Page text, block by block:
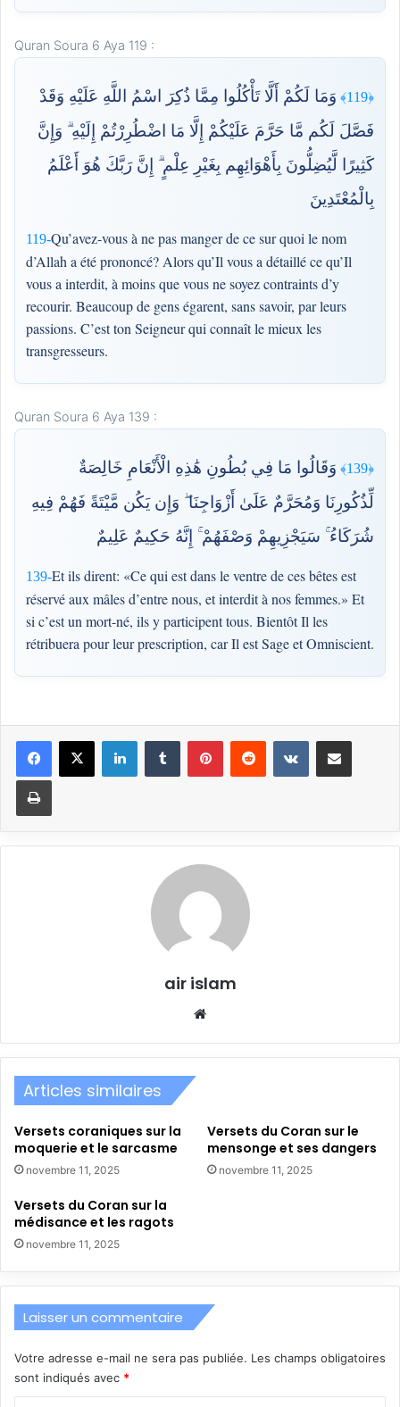
Quran Soura 6 Aya 119 :
﴿119﴾
وَمَا لَكُمْ أَلَّا تَأْكُلُوا مِمَّا ذُكِرَ اسْمُ اللَّهِ عَلَيْهِ وَقَدْ
فَصَّلَ لَكُم مَّا حَرَّمَ عَلَيْكُمْ إِلَّا مَا اضْطُرِرْتُمْ إِلَيْهِ ۗ وَإِنَّ
كَثِيرًا لَّيُضِلُّونَ بِأَهْوَائِهِم بِغَيْرِ عِلْمٍ ۗ إِنَّ رَبَّكَ هُوَ أَعْلَمُ
بِالْمُعْتَدِينَ
119-Qu’avez-vous à ne pas manger de ce sur quoi le nom
d’Allah a été prononcé? Alors qu’Il vous a détaillé ce qu’Il
vous a interdit, à moins que vous ne soyez contraints d’y
recourir. Beaucoup de gens égarent, sans savoir, par leurs
passions. C’est ton Seigneur qui connaît le mieux les
transgresseurs.
Quran Soura 6 Aya 139 :
﴿139﴾
وَقَالُوا مَا فِي بُطُونِ هَٰذِهِ الْأَنْعَامِ خَالِصَةٌ
لِّذُكُورِنَا وَمُحَرَّمٌ عَلَىٰ أَزْوَاجِنَا ۖ وَإِن يَكُن مَّيْتَةً فَهُمْ فِيهِ
شُرَكَاءُ ۚ سَيَجْزِيهِمْ وَصْفَهُمْ ۚ إِنَّهُ حَكِيمٌ عَلِيمٌ
139-Et ils dirent: «Ce qui est dans le ventre de ces bêtes est
réservé aux mâles d’entre nous, et interdit à nos femmes.» Et
si c’est un mort-né, ils y participent tous. Bientôt Il les
rétribuera pour leur prescription, car Il est Sage et Omniscient.
LinkedinTumblr PinterestReddit VKontaktePartager par email
Imprimer
air islam
Articles similaires
Versets coraniques sur la
moquerie et le sarcasme
novembre 11, 2025
Versets du Coran sur le
mensonge et ses dangers
novembre 11, 2025
Versets du Coran sur la
médisance et les ragots
novembre 11, 2025
Laisser un commentaire
Votre adresse e-mail ne sera pas publiée. Les champs obligatoires
sont indiqués avec *